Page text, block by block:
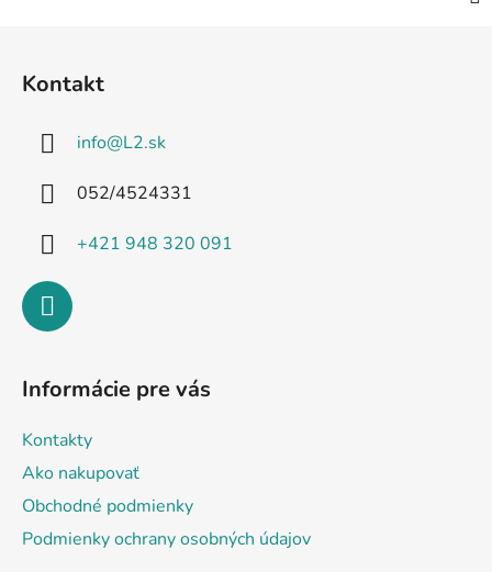
Kontakt
info@L2.sk
052/4524331
+421 948 320 091
Informácie pre vás
Kontakty
Ako nakupovať
Obchodné podmienky
Podmienky ochrany osobných údajov